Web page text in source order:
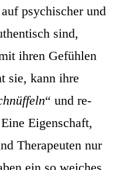
psychischer und
sind,
ihren Gefühlen
sie, kann ihre
“ und re-
Eigenschaft,
Therapeuten nur